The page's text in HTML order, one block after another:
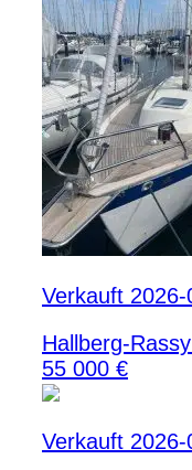
Verkauft 2026-
Hallberg-
55 000 €
Verkauft 2026-